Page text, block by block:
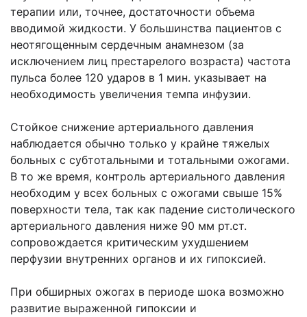
терапии или, точнее, достаточности объема
вводимой жидкости. У большинства пациентов с
неотягощенным сердечным анамнезом (за
исключением лиц престарелого возраста) частота
пульса более 120 ударов в 1 мин. указывает на
необходимость увеличения темпа инфузии.
Стойкое снижение артериального давления
наблюдается обычно только у крайне тяжелых
больных с субтотальными и тотальными ожогами.
В то же время, контроль артериального давления
необходим у всех больных с ожогами свыше 15%
поверхности тела, так как падение систолического
артериального давления ниже 90 мм рт.ст.
сопровождается критическим ухудшением
перфузии внутренних органов и их гипоксией.
При обширных ожогах в периоде шока возможно
развитие выраженной гипоксии и